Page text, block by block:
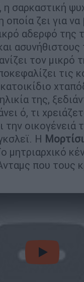
, η σαρκαστική
οποία ζει για
αδερφό της
τον μικρό
τις
της,
ό, τι
την οικογένειά
Η
μητριαρχικό
που τους
video